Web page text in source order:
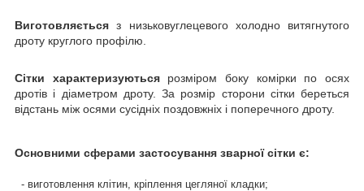
Виготовляється з низьковуглецевого холодно витягнутого
дроту круглого профілю.
Сітки характеризуютьсярозміром боку комірки по осях
дротів і діаметром дроту. За розмір сторони сітки береться
відстань між осями сусідніх поздовжніх і поперечного дроту.
Основними сферами застосування зварної сітки є:
- виготовлення клітин, кріплення цегляної кладки;